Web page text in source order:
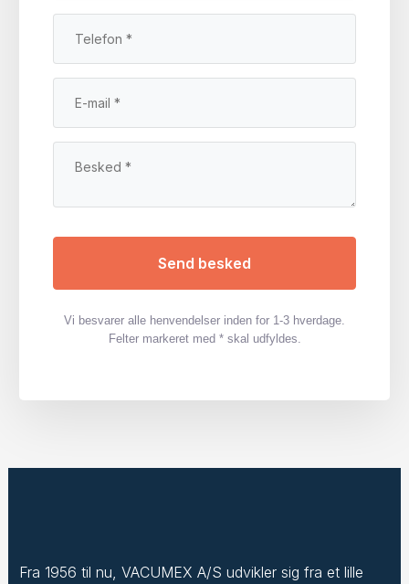
Vi besvarer alle henvendelser inden for 1-3 hverdage.
Felter markeret med * skal udfyldes.
Fra 1956 til nu, VACUMEX A/S udvikler sig fra et lille